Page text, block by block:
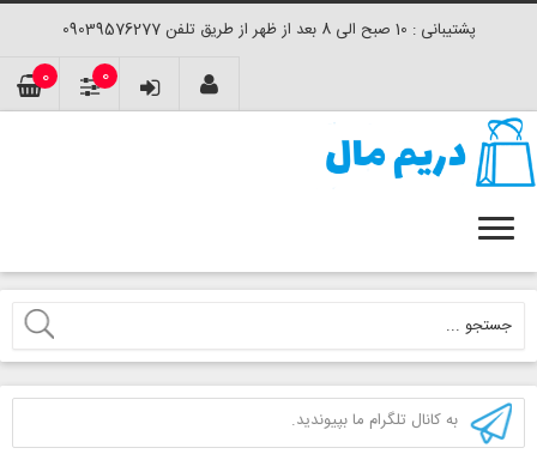
پشتیبانی : 10 صبح الی 8 بعد از ظهر از طریق تلفن 09039576277
0 0
به کانال تلگرام ما بپیوندید.